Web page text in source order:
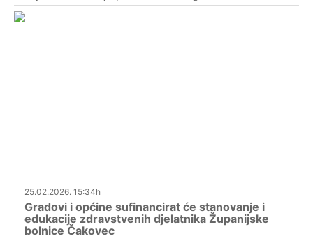
25.02.2026. 15:34h
Gradovi i općine sufinancirat će stanovanje i
edukacije zdravstvenih djelatnika Županijske
bolnice Čakovec